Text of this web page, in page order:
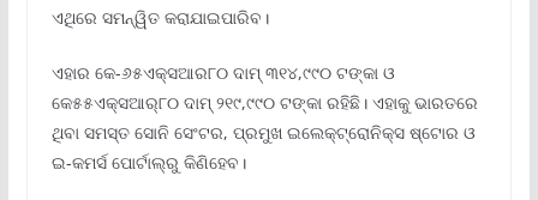
ଏଥିରେ ସମନ୍ୱିତ କରାଯାଇପାରିବ।
ଏହାର କେ-୬୫ଏକ୍ସଆର୮୦ ଦାମ୍ ୩୧୪,୯୯୦ ଟଙ୍କା ଓ
କେ୫୫ଏକ୍ସଆର୍‌୮୦ ଦାମ୍ ୨୧୯,୯୯୦ ଟଙ୍କା ରହିଛି। ଏହାକୁ ଭାରତରେ
ଥିବା ସମସ୍ତ ସୋନି ସେଂଟର, ପ୍ରମୁଖ ଇଲେକ୍ଟ୍ରୋନିକ୍ସ ଷ୍ଟୋର ଓ
ଇ-କମର୍ସ ପୋର୍ଟାଲ୍‌ରୁ କିଣିହେବ।